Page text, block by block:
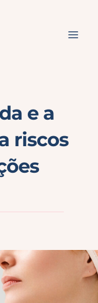
e a
riscos